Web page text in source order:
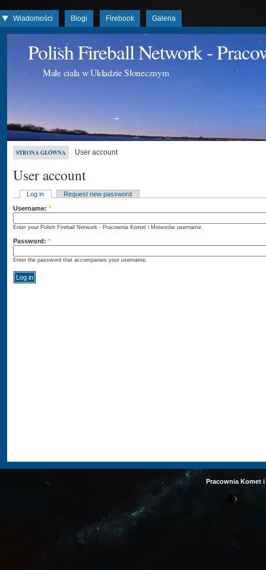
Wiadomości Blogi Firebook Galeria
Polish Fireball Network -
Małe ciała w Układzie Słonecznym
STRONA GŁÓWNA User account
User account
Log in
Request new password
Username: *
Enter your Polish Fireball Network - Pracownia Komet i Meteorów username.
Password: *
Enter the password that accompanies your username.
Pracownia Komet